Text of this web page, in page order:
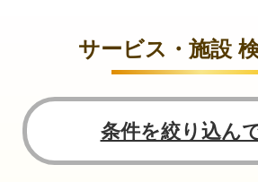
サービス・施設
条件を絞り込ん